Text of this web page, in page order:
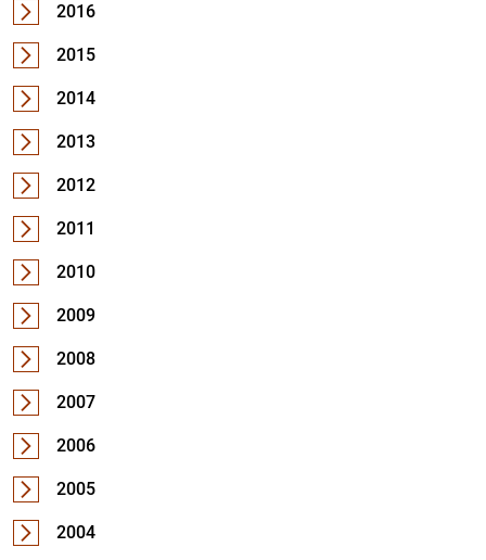
2016
2015
2014
2013
2012
2011
2010
2009
2008
2007
2006
2005
2004